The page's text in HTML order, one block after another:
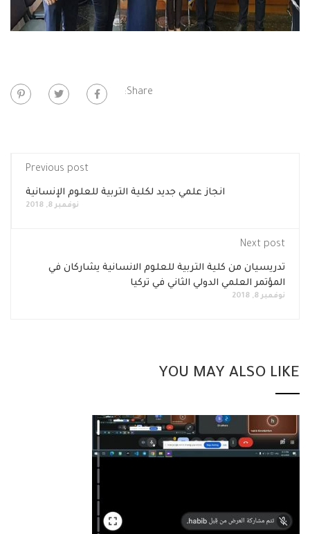
Share:
Previous post
انجاز علمي جديد لكلية التربية للعلوم الإنسانية
نوفمبر 8, 2018
Next post
تدريسيان من كلية التربية للعلوم الانسانية يشاركان في
المؤتمر العلمي الدولي الثاني في تركيا
نوفمبر 8, 2018
YOU MAY ALSO LIKE